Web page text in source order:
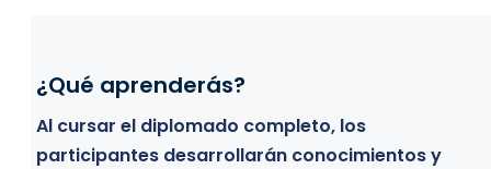
¿Qué aprenderás?
Al cursar el diplomado completo, los
participantes desarrollarán conocimientos y
Bienvenidos
Este diplomado está dirigido a todos aquellos
profesionales, estudiantes y personas